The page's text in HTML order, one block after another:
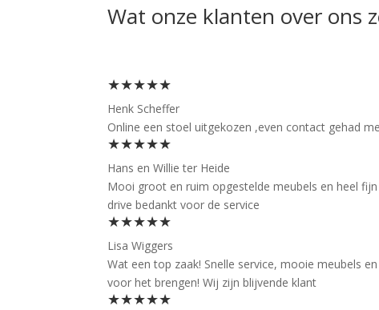
Wat onze klanten over ons
★★★★★
Henk Scheffer
Online een stoel uitgekozen ,even contact gehad
★★★★★
Hans en Willie ter Heide
Mooi groot en ruim opgestelde meubels en heel
drive bedankt voor de service
★★★★★
Lisa Wiggers
Wat een top zaak! Snelle service, mooie meubels
voor het brengen! Wij zijn blijvende klant
★★★★★